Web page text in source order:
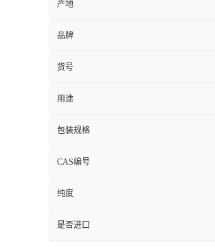
产地
品牌
货号
用途
包装规格
CAS编号
纯度
是否进口